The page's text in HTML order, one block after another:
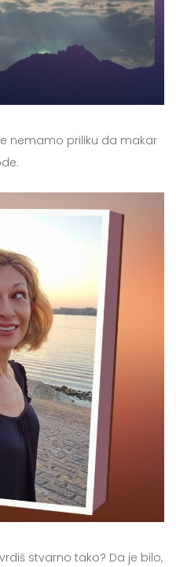
nemamo priliku da makar
stvarno tako? Da je bilo,